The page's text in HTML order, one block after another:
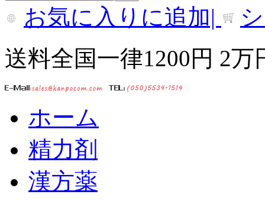
お気に入りに追加|
送料全国一律1200円 2
ホーム
精力剤
漢方薬